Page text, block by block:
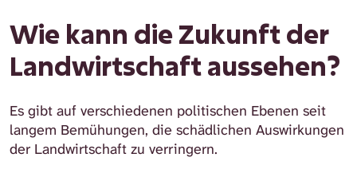
Wie kann die Zukunft der
Landwirtschaft aussehen?
Es gibt auf verschiedenen politischen Ebenen seit
langem Bemühungen, die schädlichen Auswirkungen
der Landwirtschaft zu verringern.